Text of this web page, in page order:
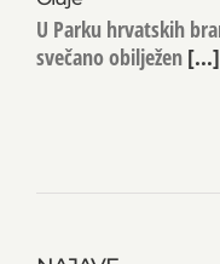
zahvalnosti, Dan
Oluje
U Parku hrvatskih